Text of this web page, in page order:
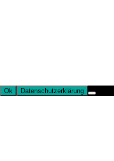
Ok Datenschutzerklärung